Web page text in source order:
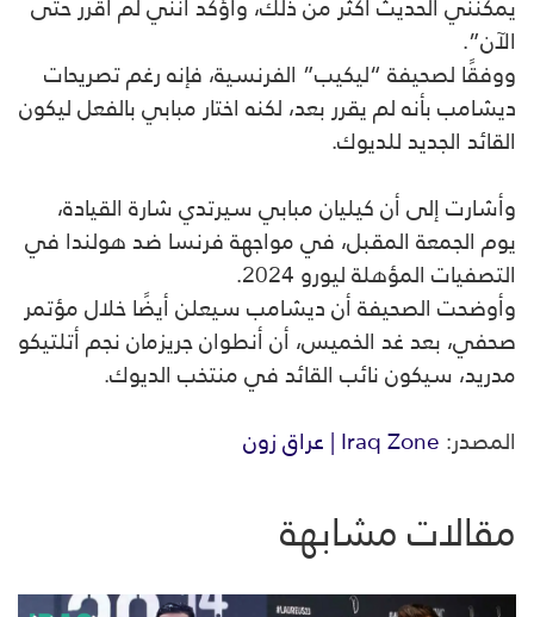
الآن”.
ووفقًا لصحيفة “ليكيب” الفرنسية، فإنه رغم تصريحات
ديشامب بأنه لم يقرر بعد، لكنه اختار مبابي بالفعل ليكون
القائد الجديد للديوك.
وأشارت إلى أن كيليان مبابي سيرتدي شارة القيادة،
يوم الجمعة المقبل، في مواجهة فرنسا ضد هولندا في
التصفيات المؤهلة ليورو 2024.
وأوضحت الصحيفة أن ديشامب سيعلن أيضًا خلال مؤتمر
صحفي، بعد غد الخميس، أن أنطوان جريزمان نجم أتلتيكو
مدريد، سيكون نائب القائد في منتخب الديوك.
المصدر:Iraq Zone | عراق زون
مقالات مشابهة